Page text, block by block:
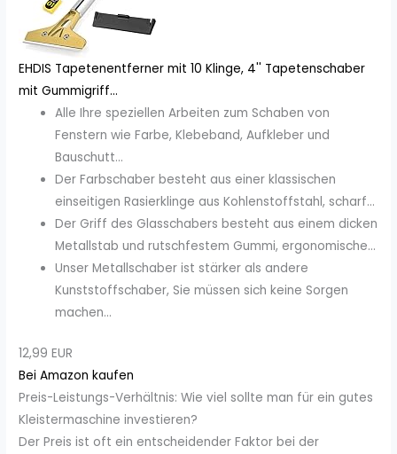
EHDIS Tapetenentferner mit 10 Klinge, 4'' Tapetenschaber
mit Gummigriff...
Alle Ihre speziellen Arbeiten zum Schaben von
Fenstern wie Farbe, Klebeband, Aufkleber und
Bauschutt...
Der Farbschaber besteht aus einer klassischen
einseitigen Rasierklinge aus Kohlenstoffstahl, scharf...
Der Griff des Glasschabers besteht aus einem dicken
Metallstab und rutschfestem Gummi, ergonomische...
Unser Metallschaber ist stärker als andere
Kunststoffschaber, Sie müssen sich keine Sorgen
machen...
12,99 EUR
Bei Amazon kaufen
Preis-Leistungs-Verhältnis: Wie viel sollte man für ein gutes
Kleistermaschine investieren?
Der Preis ist oft ein entscheidender Faktor bei der